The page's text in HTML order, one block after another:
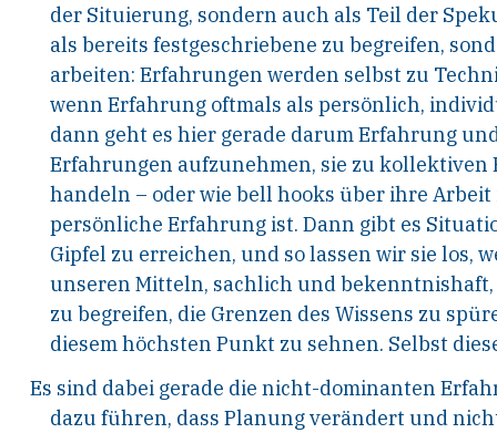
der Situierung, sondern auch als Teil der
als bereits festgeschriebene zu begreifen,
arbeiten: Erfahrungen werden selbst zu
wenn Erfahrung oftmals als persönlich,
dann geht es hier gerade darumErfahrung
Erfahrungen aufzunehmen, sie zu kollektiven
handeln – oder wie bell hooks über ihre
persönliche Erfahrung ist. Dann gibt es
Gipfel zu erreichen, und so lassen wir sie los,
unseren Mitteln, sachlich und
zu begreifen, die Grenzen des Wissens zu
diesemhöchsten Punkt zu sehnen. Selbst
Es sind dabei gerade die nicht-dominanten
dazu führen, dass Planung verändert und